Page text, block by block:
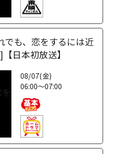
でも、恋をするには近
日本初放送】
08/07(金)
06:00～07:00